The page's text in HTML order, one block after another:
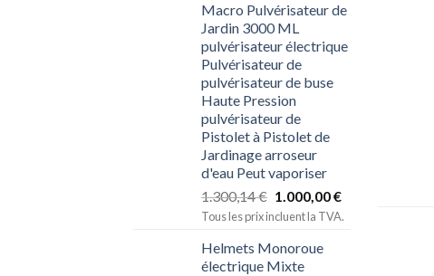
Macro Pulvérisateur de
Jardin 3000 ML
pulvérisateur électrique
Pulvérisateur de
pulvérisateur de buse
Haute Pression
pulvérisateur de
Pistolet à Pistolet de
Jardinage arroseur
d'eau Peut vaporiser
1.300,14€ 1.000,00€
Tous les prix incluent la TVA.
Helmets Monoroue
électrique Mixte